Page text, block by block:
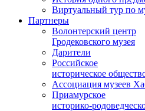
Виртуальный тур по
Партнеры
Волонтерский центр
Гродековского музея
Дарители
Российское
историческое
Ассоциация музеев
Приамурское
историко-